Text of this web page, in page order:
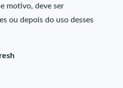
motivo, deve ser
ou depois do uso desses